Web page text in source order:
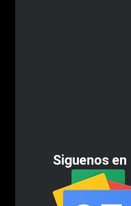
Siguenos en